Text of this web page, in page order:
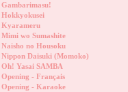
Gambarimasu!
Hokkyokusei
Kyarameru
Mimi wo Sumashite
Naisho no Housoku
Nippon Daisuki (Momoko)
Oh! Yasai SAMBA
Opening - Français
Opening - Karaoke